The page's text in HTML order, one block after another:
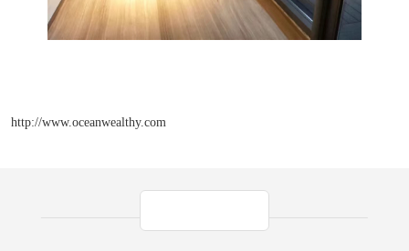
http://www.oceanwealthy.com